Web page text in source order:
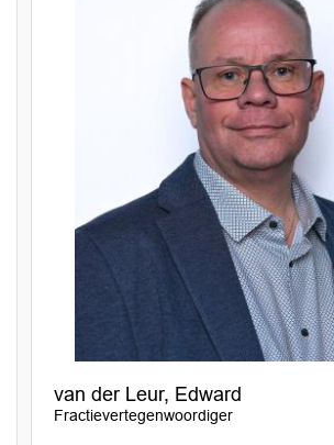
van der Leur, Edward
Fractievertegenwoordiger